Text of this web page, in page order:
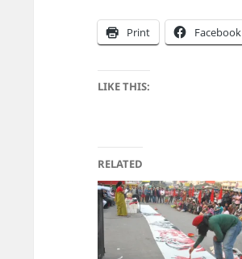
Print Facebook
LIKE THIS:
RELATED